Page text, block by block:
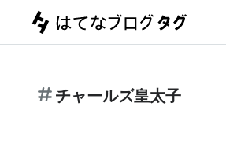
チャールズ皇太子